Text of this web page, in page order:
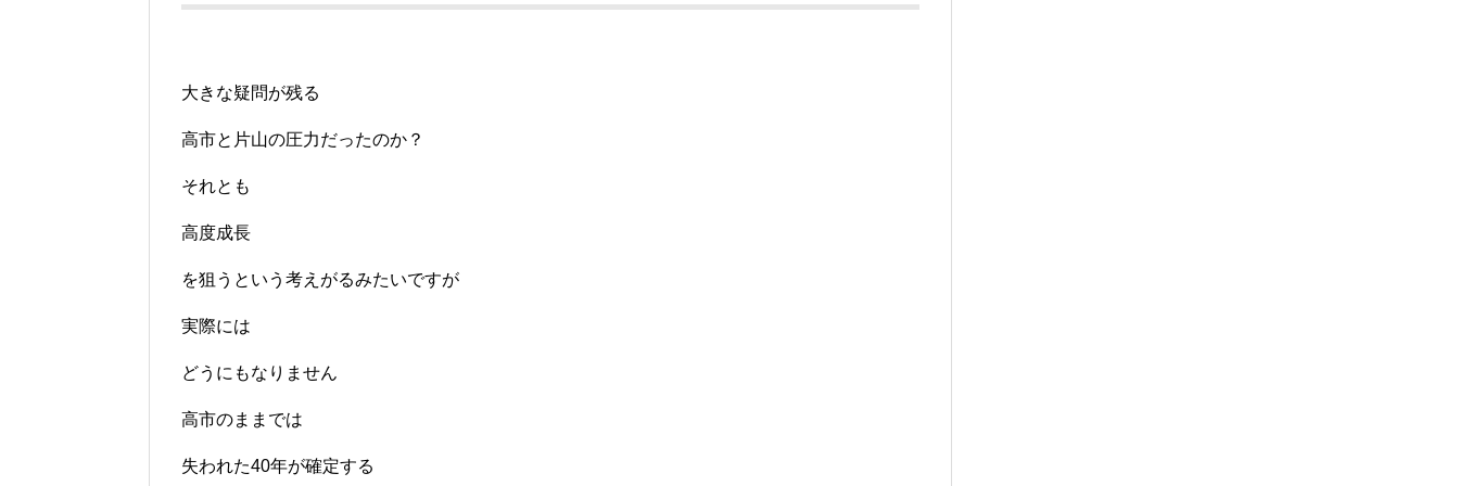
大きな疑問が残る
高市と片山の圧力だったのか？
それとも
高度成長
を狙うという考えがるみたいですが
実際には
どうにもなりません
高市のままでは
失われた40年が確定する